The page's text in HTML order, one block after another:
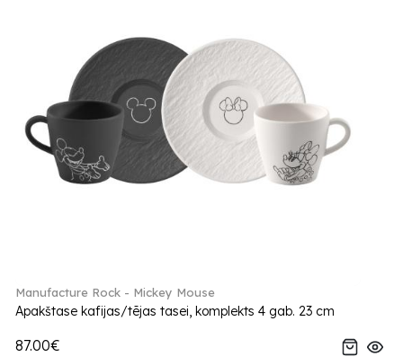
Manufacture Rock - Mickey Mouse
Apakštase kafijas/tējas tasei, komplekts 4 gab. 23 cm
87.00€